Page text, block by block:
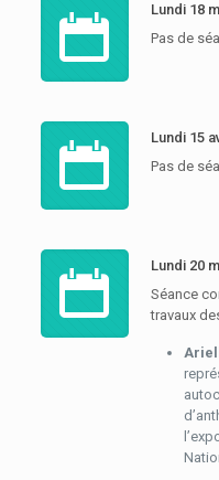
Lundi 18
Pas de
Lundi 15
Pas de
Lundi 20
Séance
travaux